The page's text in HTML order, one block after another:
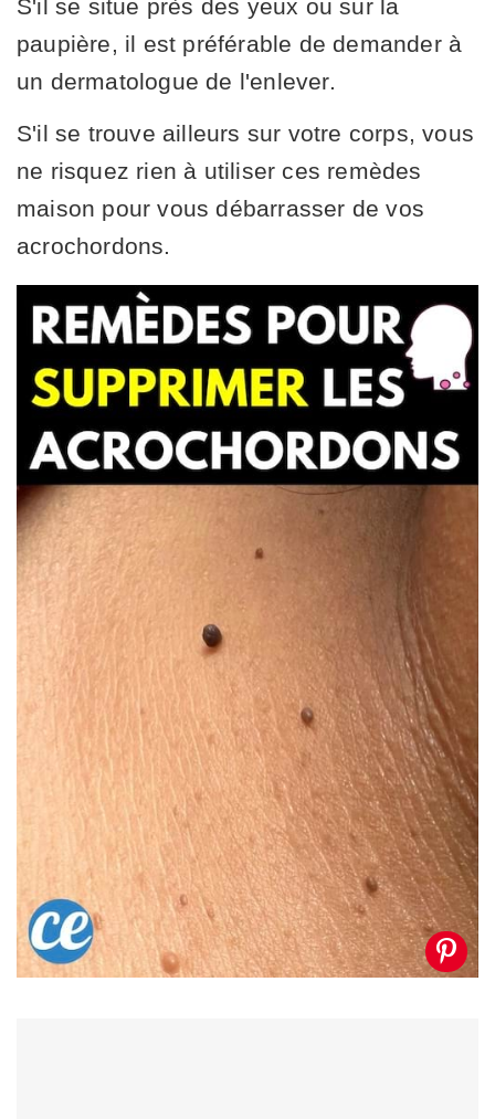
S'il se situe près des yeux ou sur la
paupière, il est préférable de demander à
un dermatologue de l'enlever.
S'il se trouve ailleurs sur votre corps, vous
ne risquez rien à utiliser ces remèdes
maison pour vous débarrasser de vos
acrochordons.